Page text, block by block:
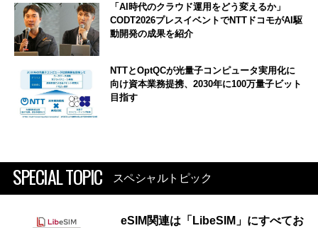
「AI時代のクラウド運用をどう変えるか」
CODT2026プレスイベントでNTTドコモがAI駆
動開発の成果を紹介
NTTとOptQCが光量子コンピュータ実用化に
向け資本業務提携、2030年に100万量子ビット
目指す
SPECIAL TOPIC スペシャルトピック
eSIM関連は「LibeSIM」にすべてお